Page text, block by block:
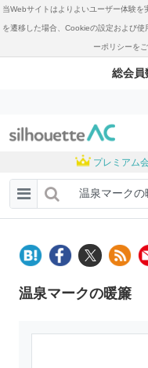
当Webサイトはよりよいユーザー体験
を遷移した場合、Cookieの設定および
ーポリシーを
総会員
プレミアム
温泉マークの暖簾